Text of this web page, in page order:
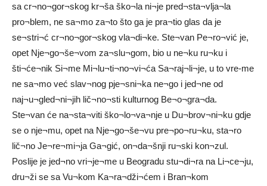
sa cr¬no¬gor¬skog kr¬ša ško¬la ni¬je pred¬sta¬vlja¬la
pro¬blem, ne sa¬mo za¬to što ga je pra¬tio glas da je
se¬stri¬ć cr¬no¬gor¬skog vla¬di¬ke. Ste¬van Pe¬ro¬vić je,
opet Nje¬go¬še¬vom za¬slu¬gom, bio u ne¬ku ru¬ku i
šti¬će¬nik Si¬me Mi¬lu¬ti¬no¬vi¬ća Sa¬raj¬li¬je, u to vre-me
ne sa¬mo već slav¬nog pje¬sni¬ka ne¬go i jed¬ne od
naj¬u¬gled¬ni¬jih lič¬no¬sti kulturnog Be¬o¬gra¬da.
Ste¬van će na¬sta¬viti ško¬lo¬va¬nje u Du¬brov¬ni¬ku gdje
se o nje¬mu, opet na Nje¬go¬še¬vu pre¬po¬ru¬ku, sta¬ro
lič¬no Je¬re¬mi¬ja Ga¬gić, on¬da¬šnji ru¬ski kon¬zul.
Poslije je jed¬no vri¬je¬me u Beogradu stu¬di¬ra na Li¬ce¬ju,
dru¬ži se sa Vu¬kom Ka¬ra¬dži¬ćem i Bran¬kom